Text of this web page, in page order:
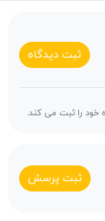
ثبت دیدگاه
خود را ثبت می کند.
ثبت پرسش